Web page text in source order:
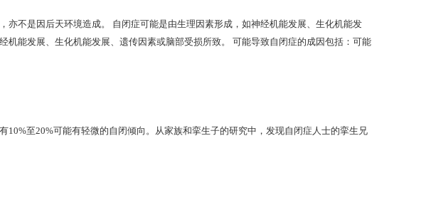
不是因后天环境造成。 自闭症可能是由生理因素形成，如神经机能发展、生化机能发
机能发展、生化机能发展、遗传因素或脑部受损所致。 可能导致自闭症的成因包括：可能
至20%可能有轻微的自闭倾向。从家族和挛生子的研究中，发现自闭症人士的挛生兄